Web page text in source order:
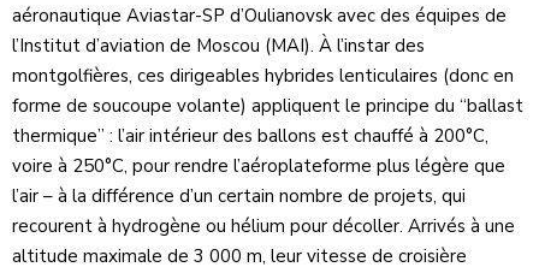
aéronautique Aviastar-SP d’Oulianovsk avec des équipes de
l’Institut d’aviation de Moscou (MAI). À l’instar des
montgolfières, ces dirigeables hybrides lenticulaires (donc en
forme de soucoupe volante) appliquent le principe du ‘‘ballast
thermique’’ : l’air intérieur des ballons est chauffé à 200°C,
voire à 250°C, pour rendre l’aéroplateforme plus légère que
l’air – à la différence d’un certain nombre de projets, qui
recourent à hydrogène ou hélium pour décoller. Arrivés à une
altitude maximale de 3 000 m, leur vitesse de croisière